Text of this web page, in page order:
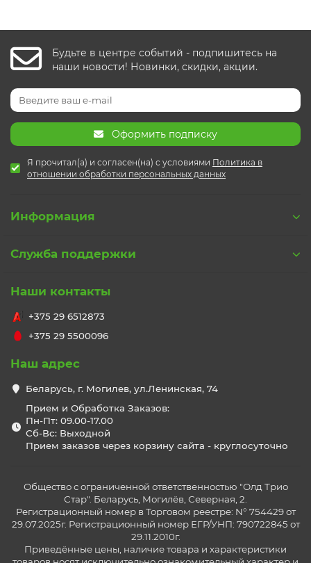
Будьте в центре событий - подпишитесь на
наши новости! Новинки, скидки, акции.
Оформить подписку
Я прочитал(а) и согласен(на) с условиями Политика в
отношении обработки персональных данных
Информация
Служба поддержки
Наши контакты
+375 29 6512873
+375 29 5500096
Наш адрес
Беларусь, г. Могилев, ул.Ленинская, 74
Прием и Обработка Заказов:
Пн-Пт: 09.00-17.00
Сб-Вс: Выходной
Прием заказов через корзину сайта - круглосуточно
Общество с ограниченной ответственностью "Олд Трио
Стар". Беларусь, Могилёв, Северная, 2.
Регистрационный номер в Торговом реестре: N° 754429 от
29.07.2025г. Регистрационный номер ЕГР/УНП: 790722845 от
29.11.2010г.
Приведённые цены, наличие товара и характеристики